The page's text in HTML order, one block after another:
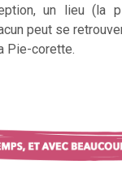
un lieu (la
peut se
Pie-corette.